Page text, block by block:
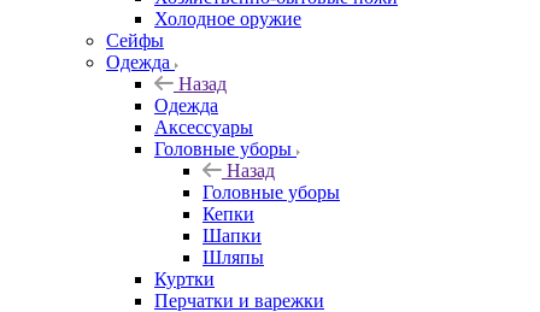
Холодное оружие
Сейфы
Одежда
Назад
Одежда
Аксессуары
Головные уборы
Назад
Головные уборы
Кепки
Шапки
Шляпы
Куртки
Перчатки и варежки